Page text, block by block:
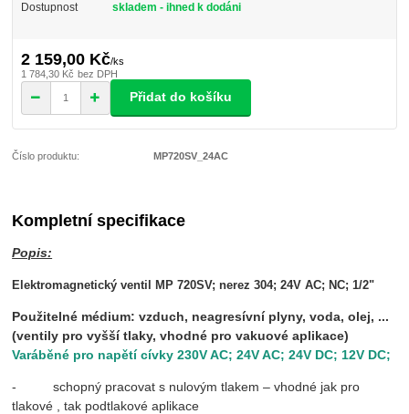
Dostupnost skladem - ihned k dodáni
2 159,00 Kč/ks
1 784,30 Kč bez DPH
Přidat do košíku
Číslo produktu: MP720SV_24AC
Kompletní specifikace
Popis:
Elektromagnetický ventil MP 720SV; nerez 304; 24V AC; NC; 1/2"
Použitelné médium: vzduch, neagresívní plyny, voda, olej, ...
(ventily pro vyšší tlaky, vhodné pro vakuové aplikace)
Varáběné pro napětí cívky 230V AC; 24V AC; 24V DC; 12V DC;
- schopný pracovat s nulovým tlakem – vhodné jak pro
tlakové , tak podtlakové aplikace